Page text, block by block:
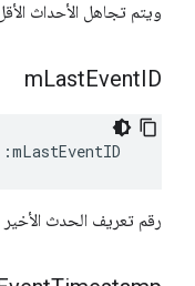
ويتم تجاهل الأحداث
mLastEventID
رقم تعريف الحدث الأخير